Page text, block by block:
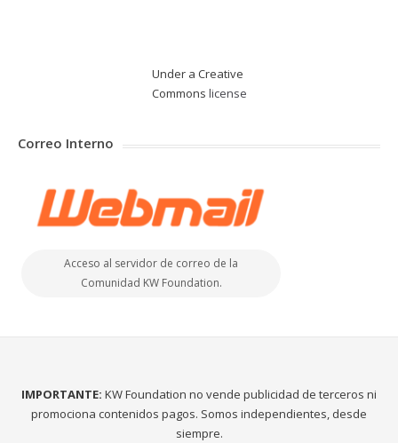
Under a Creative
Commons license
Correo Interno
Acceso al servidor de correo de la
Comunidad KW Foundation.
IMPORTANTE: KW Foundation no vende publicidad de terceros ni
promociona contenidos pagos. Somos independientes, desde
siempre.